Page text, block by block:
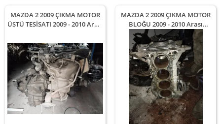
MAZDA 2 2009 ÇIKMA MOTOR
ÜSTÜ TESİSATI 2009 - 2010 Arası
MAZDA 2 2009 ÇIKMA MOTOR
BLOĞU 2009 - 2010 Arası
Modellerle Uyumludur